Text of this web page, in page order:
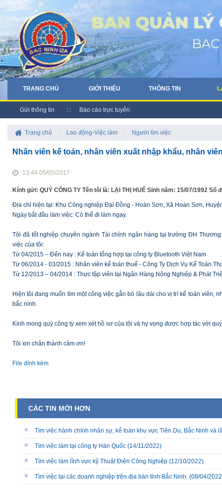
TRANG CHỦ GIỚI THIỆU THÔNG TIN
Gửi thông tin Báo cáo trực tuyến
Trang chủ Lao động-Việc làm Người tìm việc
Nhân viên kế toán, nhân viên xuất nhập khẩu, nhân
13:44 05/05/2017
Kính gửi: QUÝ CÔNG TY Tên tôi là: LẠI THỊ HUẾ Sinh năm: 15/07/1992
Địa chỉ hiện tại: Khu Công nghiệp Đại Đồng - Hoàn Sơn, Xã Hoàn Sơn,
Ngày bắt đầu làm việc: Có thể đi làm ngay.
Tôi đã tốt nghiệp chuyên ngành Tài chính ngân hàng tại trường ĐH
việc của tôi:
Từ 04/2015 – Đến nay : Kế toán tổng hợp tại công ty Bluetooth Việt Nam
Từ 06/2014 - 03/2015 : Nhân viên kế toán thuế - Công Ty Dịch Vụ Kế Toán
Từ 12/2013 – 04/2014 : Thực tập viên tại Ngân Hàng Nông Nghiệp & Phát
Hiện tôi đang muốn tìm một công việc gắn bó lâu dài cho vị trí kế toán viên,
bắc ninh.
Kính mong quý công ty xem xét hồ sơ của tôi và hy vọng được hợp tác với
Tôi xin chân thành cảm ơn!
File đính kèm
CÁC TIN MỚI HƠN
Tìm việc hành chính nhân sự, kế toán khu vực Tiên Du, Bắc Ninh và
Tìm việc làm tại công ty Hàn Quốc (14/11/2022)
Tìm việc làm lĩnh vực kỹ Thuật Điện Công Nghiệp (12/10/2022)
Tìm việc tại các doanh nghiệp trên địa bàn tỉnh Bắc Ninh. (08/04/